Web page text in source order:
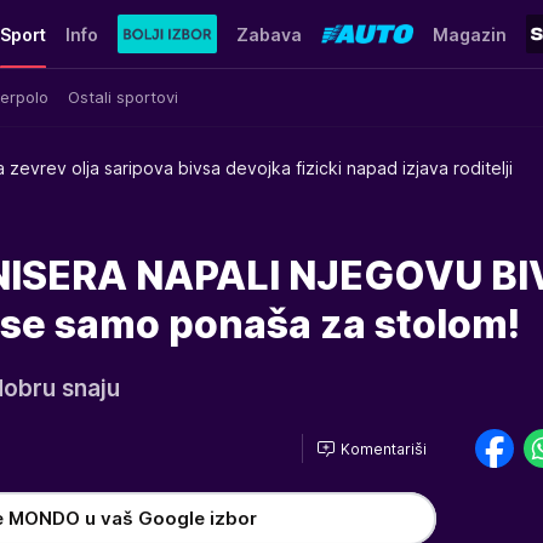
Sport
Ostali sportovi
Info Zabava Magazin
zevrev olja saripova bivsa devojka fizicki napad izjava roditelji
NAPALI NJEGOVU
samo ponaša za stolom!
snaju
Komentariši
MONDO u vaš Google izbor